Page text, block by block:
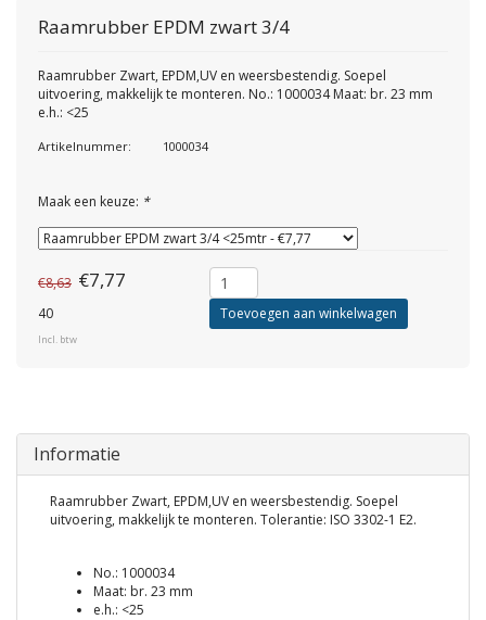
Raamrubber EPDM zwart 3/4
Raamrubber Zwart, EPDM,UV en weersbestendig. Soepel
uitvoering, makkelijk te monteren. No.: 1000034 Maat: br. 23 mm
e.h.: <25
Artikelnummer: 1000034
Maak een keuze: *
€8,63 €7,77
40
Incl. btw
Toevoegen aan winkelwagen
Informatie
Raamrubber Zwart, EPDM,UV en weersbestendig. Soepel
uitvoering, makkelijk te monteren. Tolerantie: ISO 3302-1 E2.
No.: 1000034
Maat: br. 23 mm
e.h.: <25